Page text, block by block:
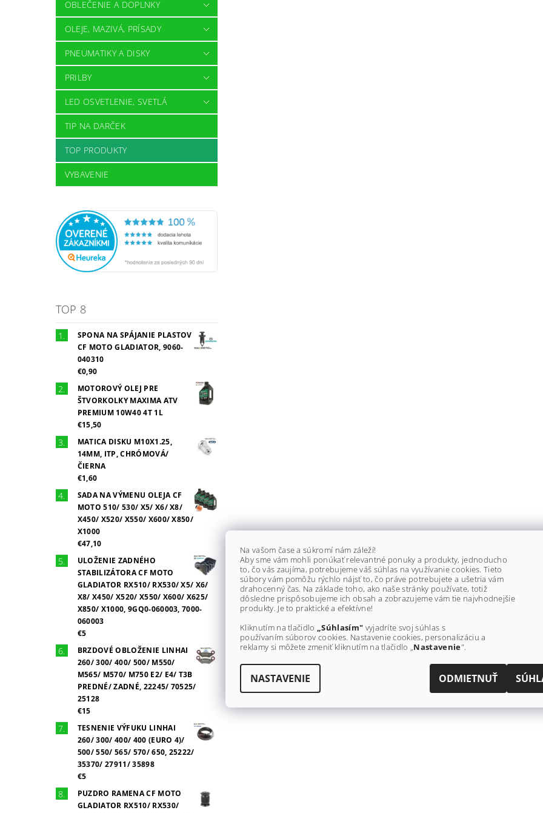
OBLEČENIE A DOPLNKY
OLEJE, MAZIVÁ, PRÍSADY
PNEUMATIKY A DISKY
PRILBY
LED OSVETLENIE, SVETLÁ
TIP NA DARČEK
TOP PRODUKTY
VYBAVENIE
TOP 8
SPONA NA SPÁJANIE PLASTOV
CF MOTO GLADIATOR, 9060-
040310
€0,90
MOTOROVÝ OLEJ PRE
ŠTVORKOLKY MAXIMA ATV
PREMIUM 10W40 4T 1L
€15,50
MATICA DISKU M10X1.25,
14MM, ITP, CHRÓMOVÁ/
ČIERNA
€1,60
SADA NA VÝMENU OLEJA CF
MOTO 510/ 530/ X5/ X6/ X8/
X450/ X520/ X550/ X600/ X850/
X1000
€47,10
ULOŽENIE ZADNÉHO
STABILIZÁTORA CF MOTO
GLADIATOR RX510/ RX530/ X5/ X6/
X8/ X450/ X520/ X550/ X600/ X625/
X850/ X1000, 9GQ0-060003, 7000-
060003
€5
BRZDOVÉ OBLOŽENIE LINHAI
260/ 300/ 400/ 500/ M550/
M565/ M570/ M750 E2/ E4/ T3B
PREDNÉ/ ZADNÉ, 22245/ 70525/
25128
€15
TESNENIE VÝFUKU LINHAI
260/ 300/ 400/ 400 (EURO 4)/
500/ 550/ 565/ 570/ 650, 25222/
35370/ 27911/ 35898
€5
PUZDRO RAMENA CF MOTO
GLADIATOR RX510/ RX530/
Na vašom čase a súkromí nám záleží!
Aby sme vám mohli ponúkať relevantné ponuky a produkty, jednoducho
to, čo vás zaujíma, potrebujeme váš súhlas na využívanie cookies. Tieto
súbory vám pomôžu rýchlo nájsť to, čo práve potrebujete a ušetria vám
drahocenný čas. Na základe toho, ako naše stránky používate, totiž
dôsledne prispôsobujeme ich obsah a zobrazujeme vám tie najvhodnejšie
produkty. Je to praktické a efektívne!
Kliknutím na tlačidlo „Súhlasím" vyjadríte svoj súhlas s
používaním súborov cookies. Nastavenie cookies, personalizáciu a
reklamy si môžete zmeniť kliknutím na tlačidlo „Nastavenie".
NASTAVENIE ODMIETNUŤ